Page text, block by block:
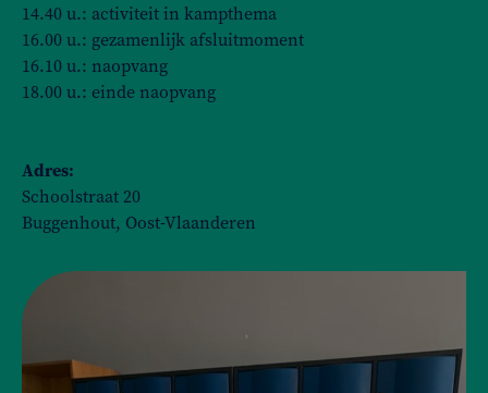
14.40 u.: activiteit in kampthema
16.00 u.: gezamenlijk afsluitmoment
16.10 u.: naopvang
18.00 u.: einde naopvang
Adres:
Schoolstraat 20
Buggenhout, Oost-Vlaanderen